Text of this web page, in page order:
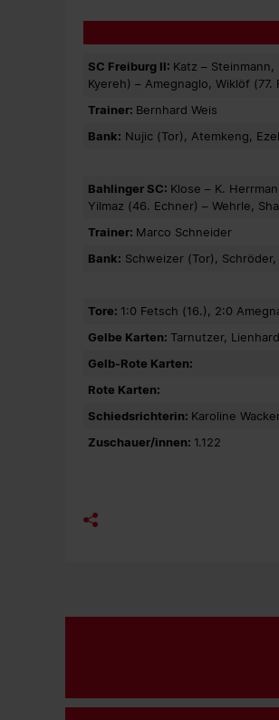
SC Freiburg II: Katz –
Kyereh) – Amegnaglo, Wiklöf
Trainer: Bernhard Weis
Bank: Nujic (Tor), Atemkeng,
Bahlinger SC: Klose – K.
Yilmaz (46. Echner) – Wehrle,
Trainer: Marco Schneider
Bank: Schweizer (Tor),
Tore: 1:0 Fetsch (16.), 2:0
Gelbe Karten: Tarnutzer,
Gelb-Rote Karten:
Rote Karten:
Schiedsrichterin: Karoline
Zuschauer/innen: 1.122